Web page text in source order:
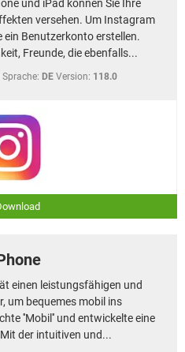
HARDWARE
und iPad können Sie Ihre
versehen. Um Instagram
ein Benutzerkonto erstellen.
Freunde, die ebenfalls...
Sprache: DE Version: 118.0
einen leistungsfähigen und
um bequemes mobil ins
''Mobil'' und entwickelte eine
der intuitiven und...